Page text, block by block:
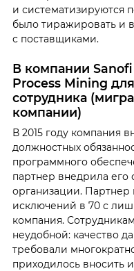
и систематизируются
было тиражировать и
с поставщиками.
В компании Sanofi
Process Mining
сотрудника
компании)
В 2015 году компания
должностных
программного
партнер внедрила его
организации.
исключений в 70 с
компания.
неудобной: качество
требовали
приходилось вносить